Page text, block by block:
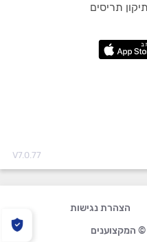
תיקון תריסים
V7.0.77
הצהרת נגישות
המקצוענים